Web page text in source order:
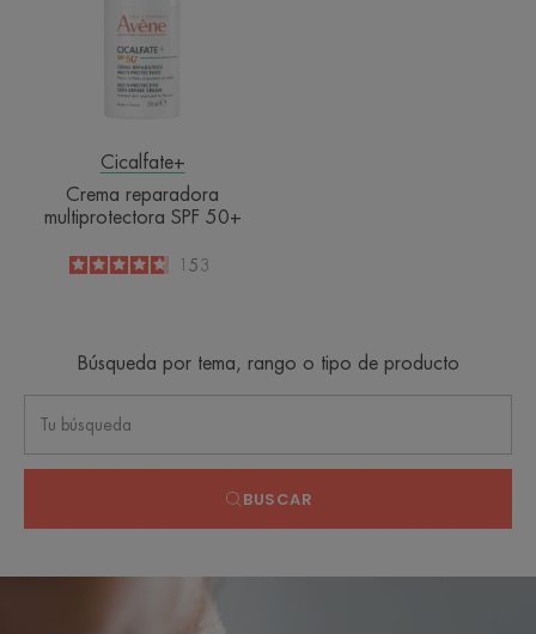
50+
Cicalfate+
Crema reparadora
multiprotectora SPF 50+
4.7
/5153
Búsqueda por tema, rango o tipo de producto
BUSCAR